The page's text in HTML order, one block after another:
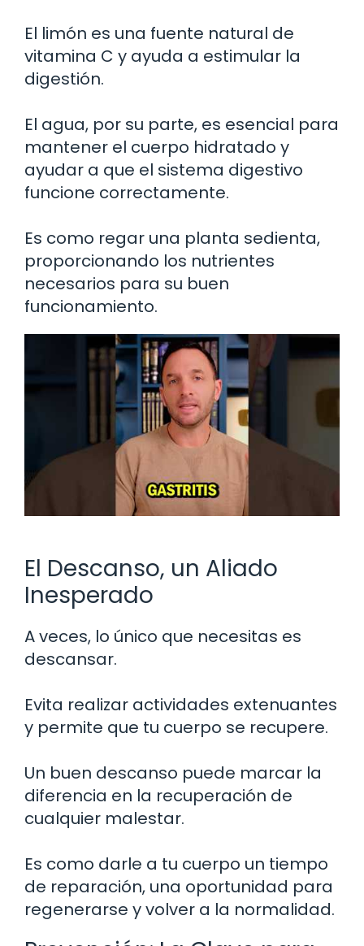
El limón es una fuente natural de
vitamina C y ayuda a estimular la
digestión.
El agua, por su parte, es esencial para
mantener el cuerpo hidratado y
ayudar a que el sistema digestivo
funcione correctamente.
Es como regar una planta sedienta,
proporcionando los nutrientes
necesarios para su buen
funcionamiento.
El Descanso, un Aliado
Inesperado
A veces, lo único que necesitas es
descansar.
Evita realizar actividades extenuantes
y permite que tu cuerpo se recupere.
Un buen descanso puede marcar la
diferencia en la recuperación de
cualquier malestar.
Es como darle a tu cuerpo un tiempo
de reparación, una oportunidad para
regenerarse y volver a la normalidad.